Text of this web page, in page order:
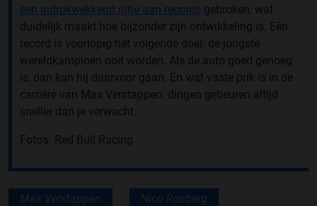
een indrukwekkend rijtje aan records gebroken, wat
duidelijk maakt hoe bijzonder zijn ontwikkeling is. Eén
record is voorlopig het volgende doel: de jongste
wereldkampioen ooit worden. Als de auto goed genoeg
is, dan kan hij daarvoor gaan. En wat vaste prik is in de
carrière van Max Verstappen: dingen gebeuren altijd
sneller dan je verwacht.
Foto's: Red Bull Racing
Max Verstappen Nico Rosberg